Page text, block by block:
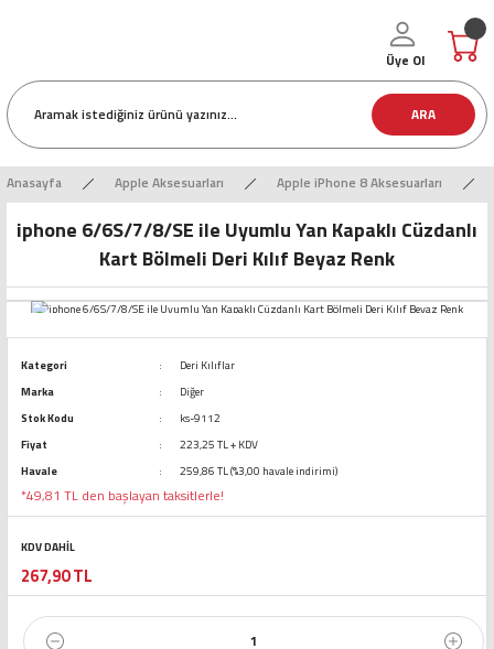
ARA
Üye Ol
Anasayfa Apple Aksesuarları Apple iPhone 8 Aksesuarları
iphone 6/6S/7/8/SE ile Uyumlu Yan Kapaklı Cüzdanlı
Kart Bölmeli Deri Kılıf Beyaz Renk
Kategori
Deri Kılıflar
Marka
Diğer
Stok Kodu
ks-9112
Fiyat
223,25 TL + KDV
Havale
259,86 TL (%3,00 havale indirimi)
*49,81 TL den başlayan taksitlerle!
KDV DAHİL
267,90 TL